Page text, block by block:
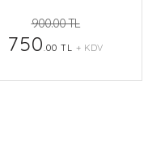
900.00 TL
750.00 TL+ KDV